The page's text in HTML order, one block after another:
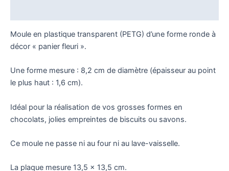
Moule en plastique transparent (PETG) d’une forme ronde à
décor « panier fleuri ».
Une forme mesure : 8,2 cm de diamètre (épaisseur au point
le plus haut : 1,6 cm).
Idéal pour la réalisation de vos grosses formes en
chocolats, jolies empreintes de biscuits ou savons.
Ce moule ne passe ni au four ni au lave-vaisselle.
La plaque mesure 13,5 x 13,5 cm.